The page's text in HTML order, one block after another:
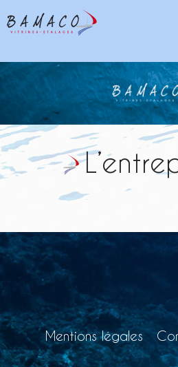
Mentions légales